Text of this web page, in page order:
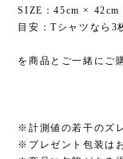
SIZE：45cm × 42cm
目安：Tシャツなら
を商品とご一緒にご
※計測値の若干のズ
※プレゼント包装は